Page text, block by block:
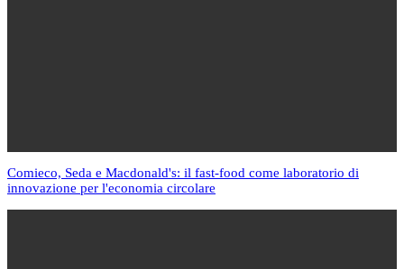
Comieco, Seda e Macdonald's: il fast-food come laboratorio di
innovazione per l'economia circolare